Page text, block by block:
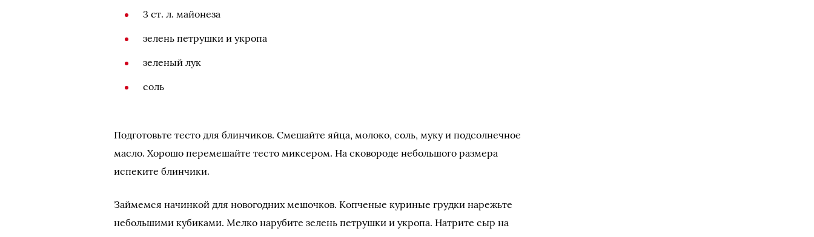
3 ст. л. майонеза
зелень петрушки и укропа
зеленый лук
соль
Подготовьте тесто для блинчиков. Смешайте яйца, молоко, соль, муку и подсолнечное
масло. Хорошо перемешайте тесто миксером. На сковороде небольшого размера
испеките блинчики.
Займемся начинкой для новогодних мешочков. Копченые куриные грудки нарежьте
небольшими кубиками. Мелко нарубите зелень петрушки и укропа. Натрите сыр на